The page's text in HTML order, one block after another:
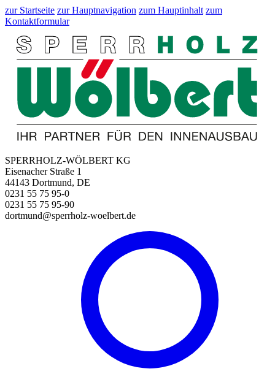
zur Startseite zur Hauptnavigation zum Hauptinhalt zum
Kontaktformular
SPERRHOLZ-WÖLBERT KG
Eisenacher Straße 1
44143 Dortmund, DE
0231 55 75 95-0
0231 55 75 95-90
dortmund@sperrholz-woelbert.de